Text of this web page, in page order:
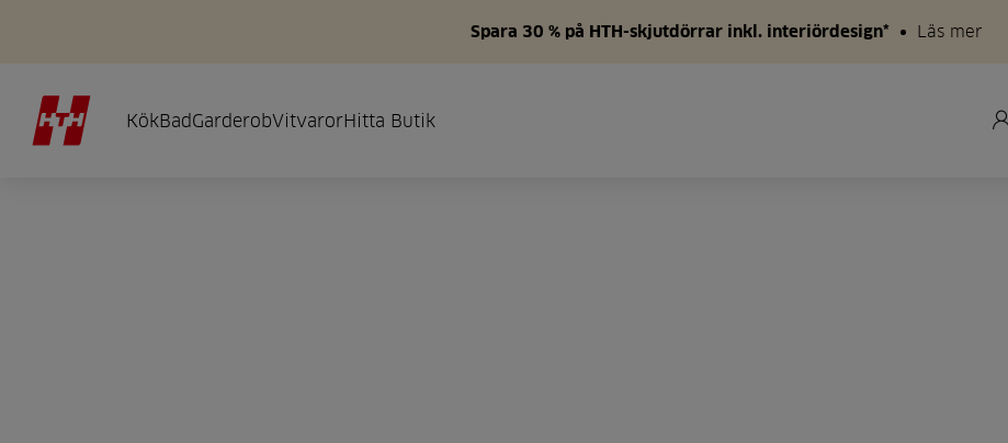
Spara 30 % på HTH-skjutdörrar inkl. interiördesign* Läs mer
KökBadGarderobVitvarorHitta Butik